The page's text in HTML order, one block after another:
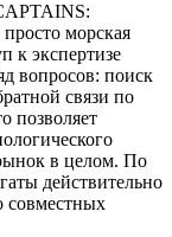
морская
к экспертизе
вопросов: поиск
связи по
позволяет
в целом. По
действительно
совместных